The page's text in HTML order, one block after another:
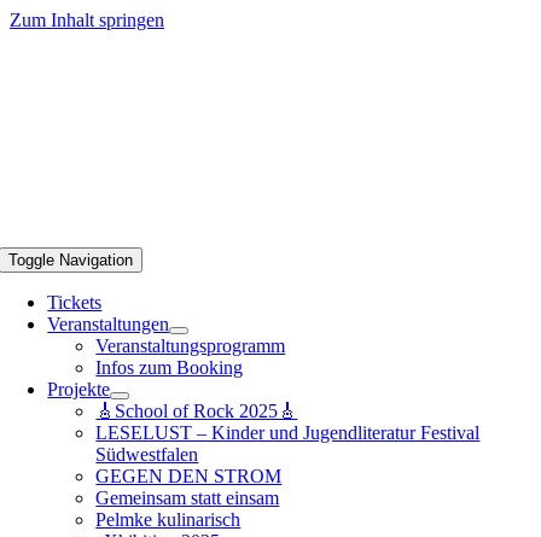
Zum Inhalt springen
Toggle Navigation
Tickets
Veranstaltungen
Veranstaltungsprogramm
Infos zum Booking
Projekte
🎸School of Rock 2025🎸
LESELUST – Kinder und Jugendliteratur Festival
Südwestfalen
GEGEN DEN STROM
Gemeinsam statt einsam
Pelmke kulinarisch